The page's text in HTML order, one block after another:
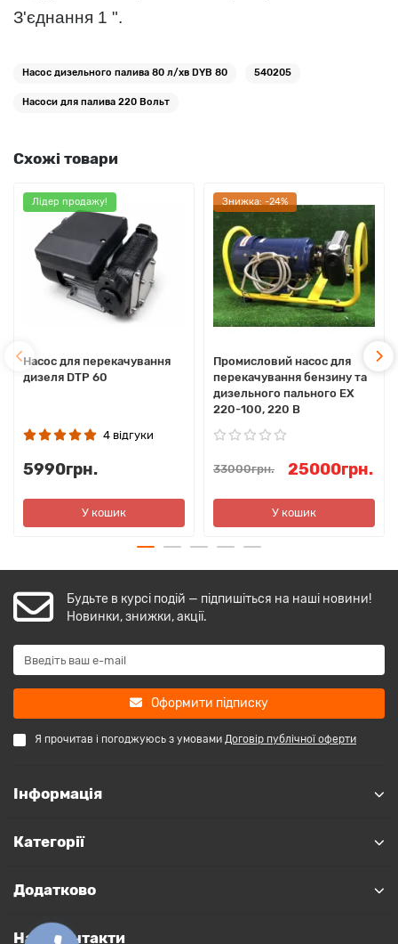
З'єднання 1 ".
Насос дизельного палива 80 л/хв DYB 80 540205
Насоси для палива 220 Вольт
Схожі товари
Лідер продажу!
Насос для перекачування
дизеля DTP 60
4 відгуки
5990грн.
У кошик
Знижка: -24%
Промисловий насос для
перекачування бензину та
дизельного пального EX
220-100, 220 В
33000грн. 25000грн.
У кошик
Будьте в курсі подій — підпишіться на наші новини!
Новинки, знижки, акції.
Оформити підписку
Я прочитав і погоджуюсь з умовами Договір публічної оферти
Інформація
Категорії
Додатково
Наші контакти